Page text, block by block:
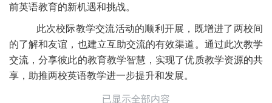
前英语教育的新机遇和挑战。
此次校际教学交流活动的顺利开展，既增进了两校间
的了解和友谊，也建立互助交流的有效渠道。通过此次教学
交流，分享彼此的教育教学智慧，实现了优质教学资源的共
享，助推两校英语教学进一步提升和发展。
已显示全部内容